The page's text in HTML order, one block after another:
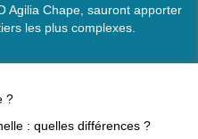
Agilia Chape, sauront apporter
les plus complexes.
?
: quelles différences ?